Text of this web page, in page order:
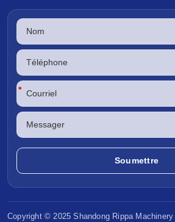
*
Copyright © 2025 Shandong Rippa Machinery